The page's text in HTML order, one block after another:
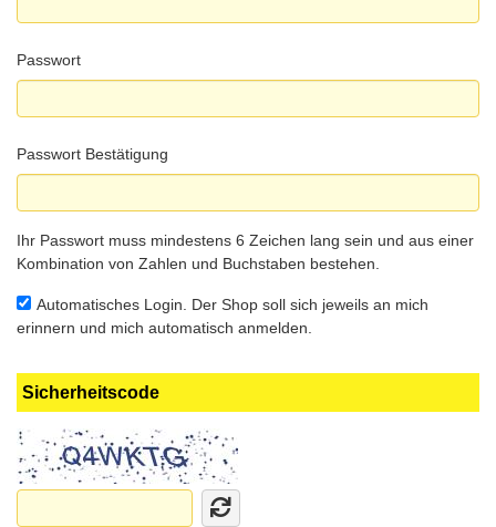
Passwort
Passwort Bestätigung
Ihr Passwort muss mindestens 6 Zeichen lang sein und aus einer
Kombination von Zahlen und Buchstaben bestehen.
Automatisches Login. Der Shop soll sich jeweils an mich
erinnern und mich automatisch anmelden.
Sicherheitscode
